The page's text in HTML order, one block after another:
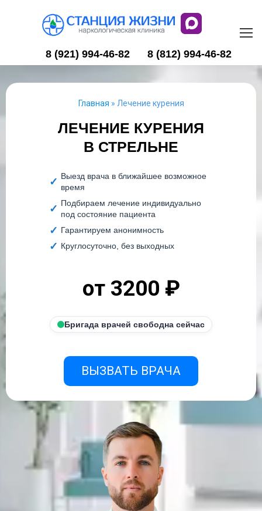
8 (921) 994-46-82 8 (812) 994-46-82
Главная » Лечение курения
ЛЕЧЕНИЕ КУРЕНИЯ
В СТРЕЛЬНЕ
Выезд врача в ближайшее возможное
время
Подбираем лечение индивидуально
под состояние пациента
Гарантируем анонимность
Круглосуточно, без выходных
от 3200 ₽
Бригада врачей свободна сейчас
ВЫЗВАТЬ ВРАЧА